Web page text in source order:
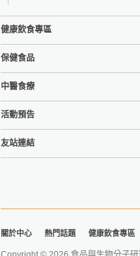
健康飲食專區
保健食品
中醫食療
活動預告
友站連結
關於中心 熱門話題 健康飲食專區